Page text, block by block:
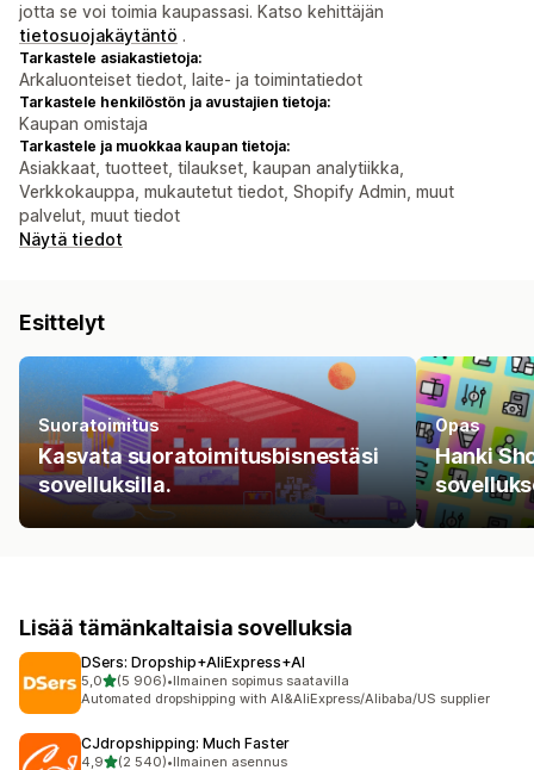
jotta se voi toimia kaupassasi. Katso kehittäjän
tietosuojakäytäntö .
Tarkastele asiakastietoja:
Arkaluonteiset tiedot, laite- ja toimintatiedot
Tarkastele henkilöstön ja avustajien tietoja:
Kaupan omistaja
Tarkastele ja muokkaa kaupan tietoja:
Asiakkaat, tuotteet, tilaukset, kaupan analytiikka,
Verkkokauppa, mukautetut tiedot, Shopify Admin, muut
palvelut, muut tiedot
Näytä tiedot
Esittelyt
Suoratoimitus
Kasvata suoratoimitusbisnestäsi
sovelluksilla.
Opas
Hanki
Lisää tämänkaltaisia sovelluksia
DSers: Dropship+AliExpress+AI
5,0/ 5 tähteä
(5 906)
5906 arvostelua yhteensä
•Ilmainen sopimus saatavilla
Automated dropshipping with AI&AliExpress/Alibaba/US supplier
CJdropshipping: Much Faster
4,9/ 5 tähteä
(2 540)•Ilmainen asennus